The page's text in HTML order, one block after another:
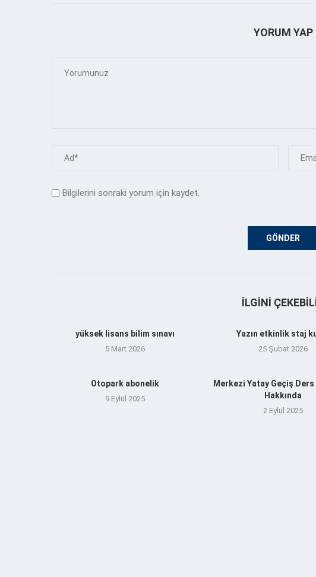
YORUM YAP
Bilgilerini sonraki yorum için kaydet.
İLGINI
yüksek lisans bilim sınavı
5 Mart 2026
Yazın etkinlik staj
25 Şubat 2026
Otopark abonelik
9 Eylül 2025
Merkezi Yatay Geçiş Ders
Hakkında
2 Eylül 2025